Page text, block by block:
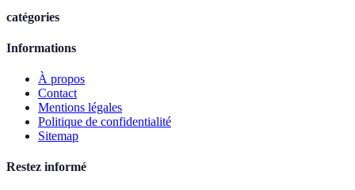
catégories
Informations
À propos
Contact
Mentions légales
Politique de confidentialité
Sitemap
Restez informé